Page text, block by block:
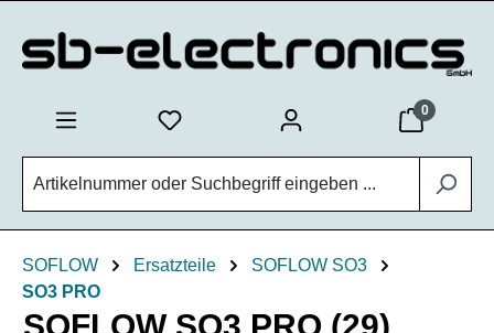
0
SOFLOW Ersatzteile
SOFLOW SO3
SO3 PRO
SOFLOW SO3 PRO (29)